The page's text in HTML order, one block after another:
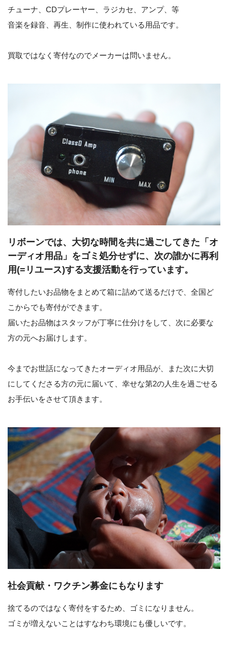
チューナ、CDプレーヤー、ラジカセ、アンプ、等
音楽を録音、再生、制作に使われている用品です。
買取ではなく寄付なのでメーカーは問いません。
リボーンでは、大切な時間を共に過ごしてきた「オ
ーディオ用品」をゴミ処分せずに、次の誰かに再利
用(=リユース)する支援活動を行っています。
寄付したいお品物をまとめて箱に詰めて送るだけで、全国ど
こからでも寄付ができます。
届いたお品物はスタッフが丁寧に仕分けをして、次に必要な
方の元へお届けします。
今までお世話になってきたオーディオ用品が、また次に大切
にしてくださる方の元に届いて、幸せな第2の人生を過ごせる
お手伝いをさせて頂きます。
社会貢献・ワクチン募金にもなります
捨てるのではなく寄付をするため、ゴミになりません。
ゴミが増えないことはすなわち環境にも優しいです。